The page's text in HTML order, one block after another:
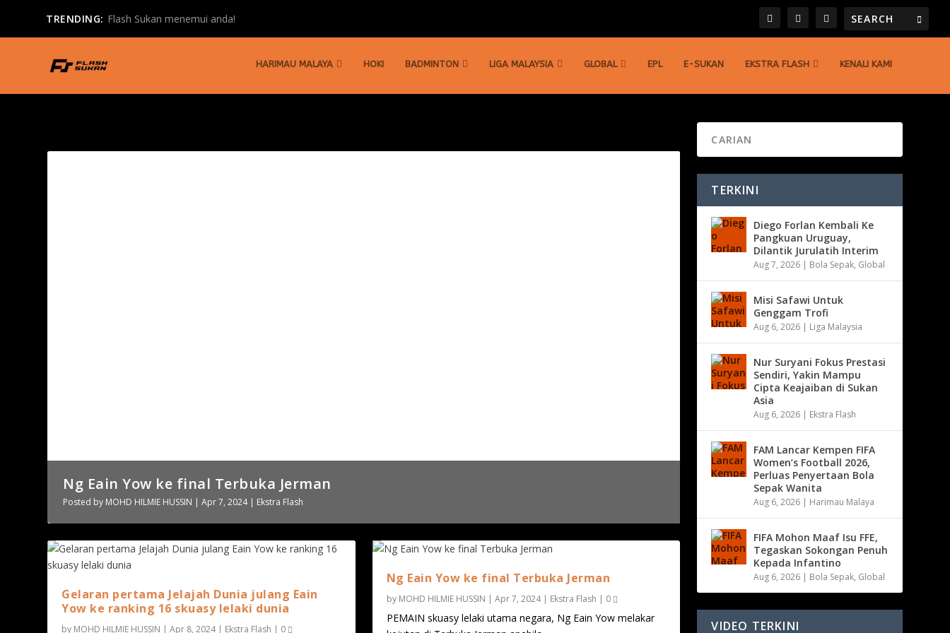
TRENDING: Flash Sukan menemui anda!
HARIMAU MALAYA HOKI BADMINTON LIGA MALAYSIA GLOBAL EPL E-SUKAN EKSTRA FLASH KENALI KAMI
Gelaran pertama Jelajah Dunia julang Eain Yow ke r...
Posted by MOHD HILMIE HUSSIN| Apr 8, 2024| Ekstra Flash
Ng Eain Yow ke final Terbuka Jerman
Posted by MOHD HILMIE HUSSIN| Apr 7, 2024| Ekstra Flash
Gelaran pertama Jelajah Dunia julang Eain
Yow ke ranking 16 skuasy lelaki dunia
by MOHD HILMIE HUSSIN |Apr 8, 2024| Ekstra Flash | 0
Ng Eain Yow ke final Terbuka Jerman
by MOHD HILMIE HUSSIN | Apr 7, 2024| Ekstra Flash | 0
PEMAIN skuasy lelaki utama negara, Ng Eain Yow melakar
TERKINI
Diego Forlan Kembali Ke
Pangkuan Uruguay,
Dilantik Jurulatih Interim
Aug 7, 2026 | Bola Sepak, Global
Misi Safawi Untuk
Genggam Trofi
Aug 6, 2026 | Liga Malaysia
Nur Suryani Fokus Prestasi
Sendiri, Yakin Mampu
Cipta Keajaiban di Sukan
Asia
Aug 6, 2026 | Ekstra Flash
FAM Lancar Kempen FIFA
Women’s Football 2026,
Perluas Penyertaan Bola
Sepak Wanita
Aug 6, 2026 | Harimau Malaya
FIFA Mohon Maaf Isu FFE,
Tegaskan Sokongan Penuh
Kepada Infantino
Aug 6, 2026 | Bola Sepak, Global
VIDEO TERKINI